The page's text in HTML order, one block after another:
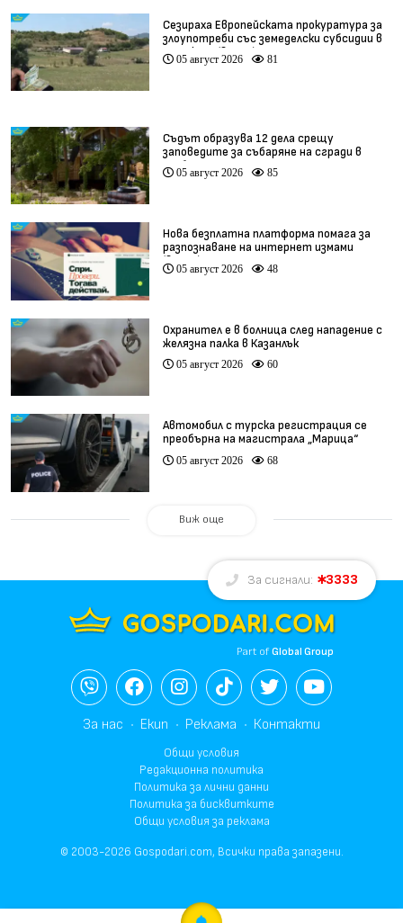
Сезираха Европейската прокуратура за
злоупотреби със земеделски субсидии в
Кърджали (видео)
05 август 2026 81
Съдът образува 12 дела срещу
заповедите за събаряне на сгради в
„Баба Алино“
05 август 2026 85
Нова безплатна платформа помага за
разпознаване на интернет измами
(видео)
05 август 2026 48
Охранител е в болница след нападение с
желязна палка в Казанлък
05 август 2026 60
Автомобил с турска регистрация се
преобърна на магистрала „Марица“
05 август 2026 68
Виж още
За сигнали: 3333
Part ofGlobal Group
За нас Екип Реклама Контакти
Общи условия
Редакционна политика
Политика за лични данни
Политика за бисквитките
Общи условия за реклама
© 2003-2026 Gospodari.com, Всички права запазени.